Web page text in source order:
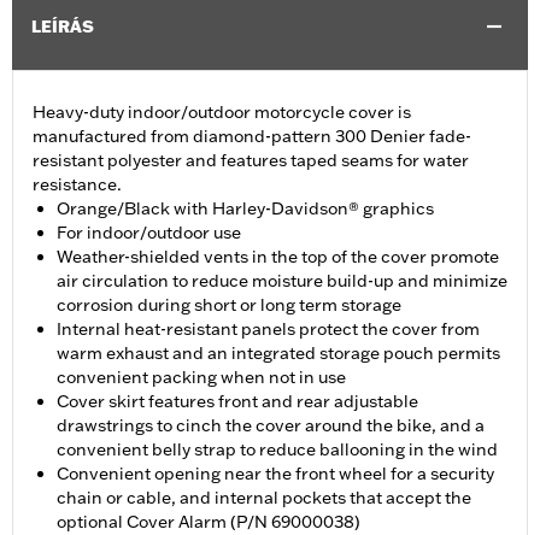
LEÍRÁS
Heavy-duty indoor/outdoor motorcycle cover is
manufactured from diamond-pattern 300 Denier fade-
resistant polyester and features taped seams for water
resistance.
Orange/Black with Harley-Davidson® graphics
For indoor/outdoor use
Weather-shielded vents in the top of the cover promote
air circulation to reduce moisture build-up and minimize
corrosion during short or long term storage
Internal heat-resistant panels protect the cover from
warm exhaust and an integrated storage pouch permits
convenient packing when not in use
Cover skirt features front and rear adjustable
drawstrings to cinch the cover around the bike, and a
convenient belly strap to reduce ballooning in the wind
Convenient opening near the front wheel for a security
chain or cable, and internal pockets that accept the
optional Cover Alarm (P/N 69000038)